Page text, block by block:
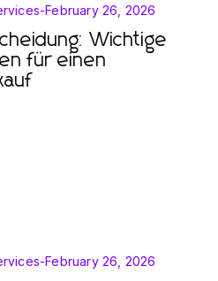
-February 26, 2026
Wichtige
für einen
-February 26, 2026